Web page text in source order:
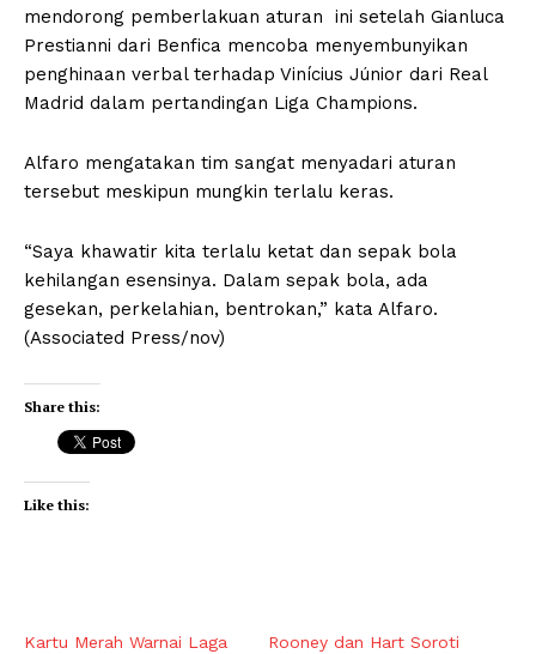
mendorong pemberlakuan aturan ini setelah Gianluca
Prestianni dari Benfica mencoba menyembunyikan
penghinaan verbal terhadap Vinícius Júnior dari Real
Madrid dalam pertandingan Liga Champions.
Alfaro mengatakan tim sangat menyadari aturan
tersebut meskipun mungkin terlalu keras.
“Saya khawatir kita terlalu ketat dan sepak bola
kehilangan esensinya. Dalam sepak bola, ada
gesekan, perkelahian, bentrokan,” kata Alfaro.
(Associated Press/nov)
Share this:
Like this:
Kartu Merah Warnai Laga
Rooney dan Hart Soroti